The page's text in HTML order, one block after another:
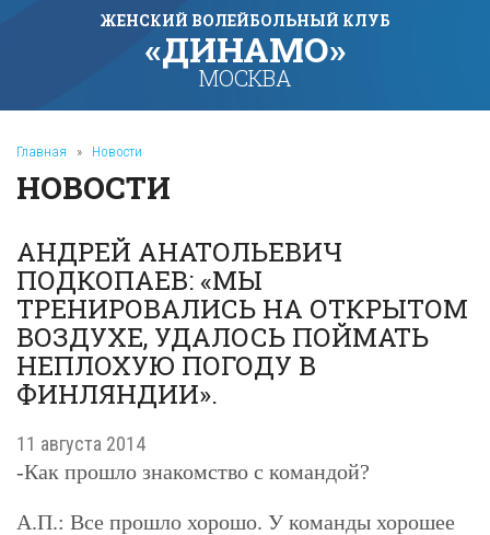
ЖЕНСКИЙ ВОЛЕЙБОЛЬНЫЙ КЛУБ
«ДИНАМО»
МОСКВА
Главная » Новости
НОВОСТИ
АНДРЕЙ АНАТОЛЬЕВИЧ
ПОДКОПАЕВ: «МЫ
ТРЕНИРОВАЛИСЬ НА ОТКРЫТОМ
ВОЗДУХЕ, УДАЛОСЬ ПОЙМАТЬ
НЕПЛОХУЮ ПОГОДУ В
ФИНЛЯНДИИ».
11 августа 2014
-Как прошло знакомство с командой?
А.П.: Все прошло хорошо. У команды хорошее